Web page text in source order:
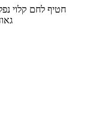
חטיף לחם קלוי
גאודה, 137 קלוריות